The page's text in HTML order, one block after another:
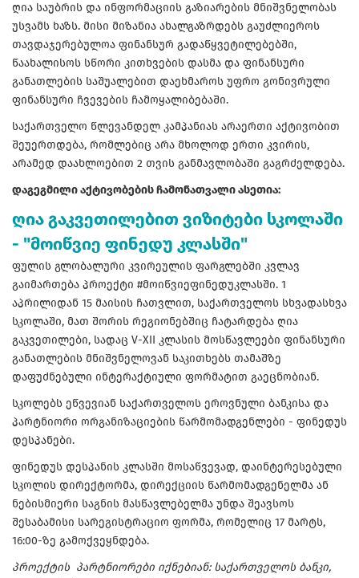
ღია საუბრის და ინფორმაციის გაზიარების მნიშვნელობას
უსვამს ხაზს. მისი მიზანია ახალგაზრდებს გაუძლიეროს
თავდაჯერებულოა ფინანსურ გადაწყვეტილებებში,
წაახალისოს სწორი კითხვების დასმა და ფინანსური
განათლების საშუალებით დაეხმაროს უფრო გონივრული
ფინანსური ჩვევების ჩამოყალიბებაში.
საქართველო წლევანდელ კამპანიას არაერთი აქტივობით
შეუერთდება, რომლებიც არა მხოლოდ ერთი კვირის,
არამედ დაახლოებით 2 თვის განმავლობაში გაგრძელდება.
დაგეგმილი აქტივობების ჩამონათვალი ასეთია:
ღია გაკვეთილებით ვიზიტები სკოლაში
- "მოიწვიე ფინედუ კლასში"
ფულის გლობალური კვირეულის ფარგლებში კვლავ
გაიმართება პროექტი #მოიწვიეფინედუკლასში. 1
აპრილიდან 15 მაისის ჩათვლით, საქართველოს სხვადასხვა
სკოლაში, მათ შორის რეგიონებშიც ჩატარდება ღია
გაკვეთილები, სადაც V-XII კლასის მოსწავლეები ფინანსური
განათლების მნიშვნელოვან საკითხებს თამაშზე
დაფუძნებული ინტერაქტიული ფორმატით გაეცნობიან.
სკოლებს ეწვევიან საქართველოს ეროვნული ბანკისა და
პარტნიორი ორგანიზაციების წარმომადგენლები - ფინედუს
დესპანები.
ფინედუს დესპანის კლასში მოსაწვევად, დაინტერესებული
სკოლის დირექტორმა, დირექციის წარმომადგენელმა ან
ნებისმიერი საგნის მასწავლებელმა უნდა შეავსოს
შესაბამისი სარეგისტრაციო ფორმა, რომელიც 17 მარტს,
16:00-ზე გამოქვეყნდება.
პროექტის პარტნიორები იქნებიან: საქართველოს ბანკი,